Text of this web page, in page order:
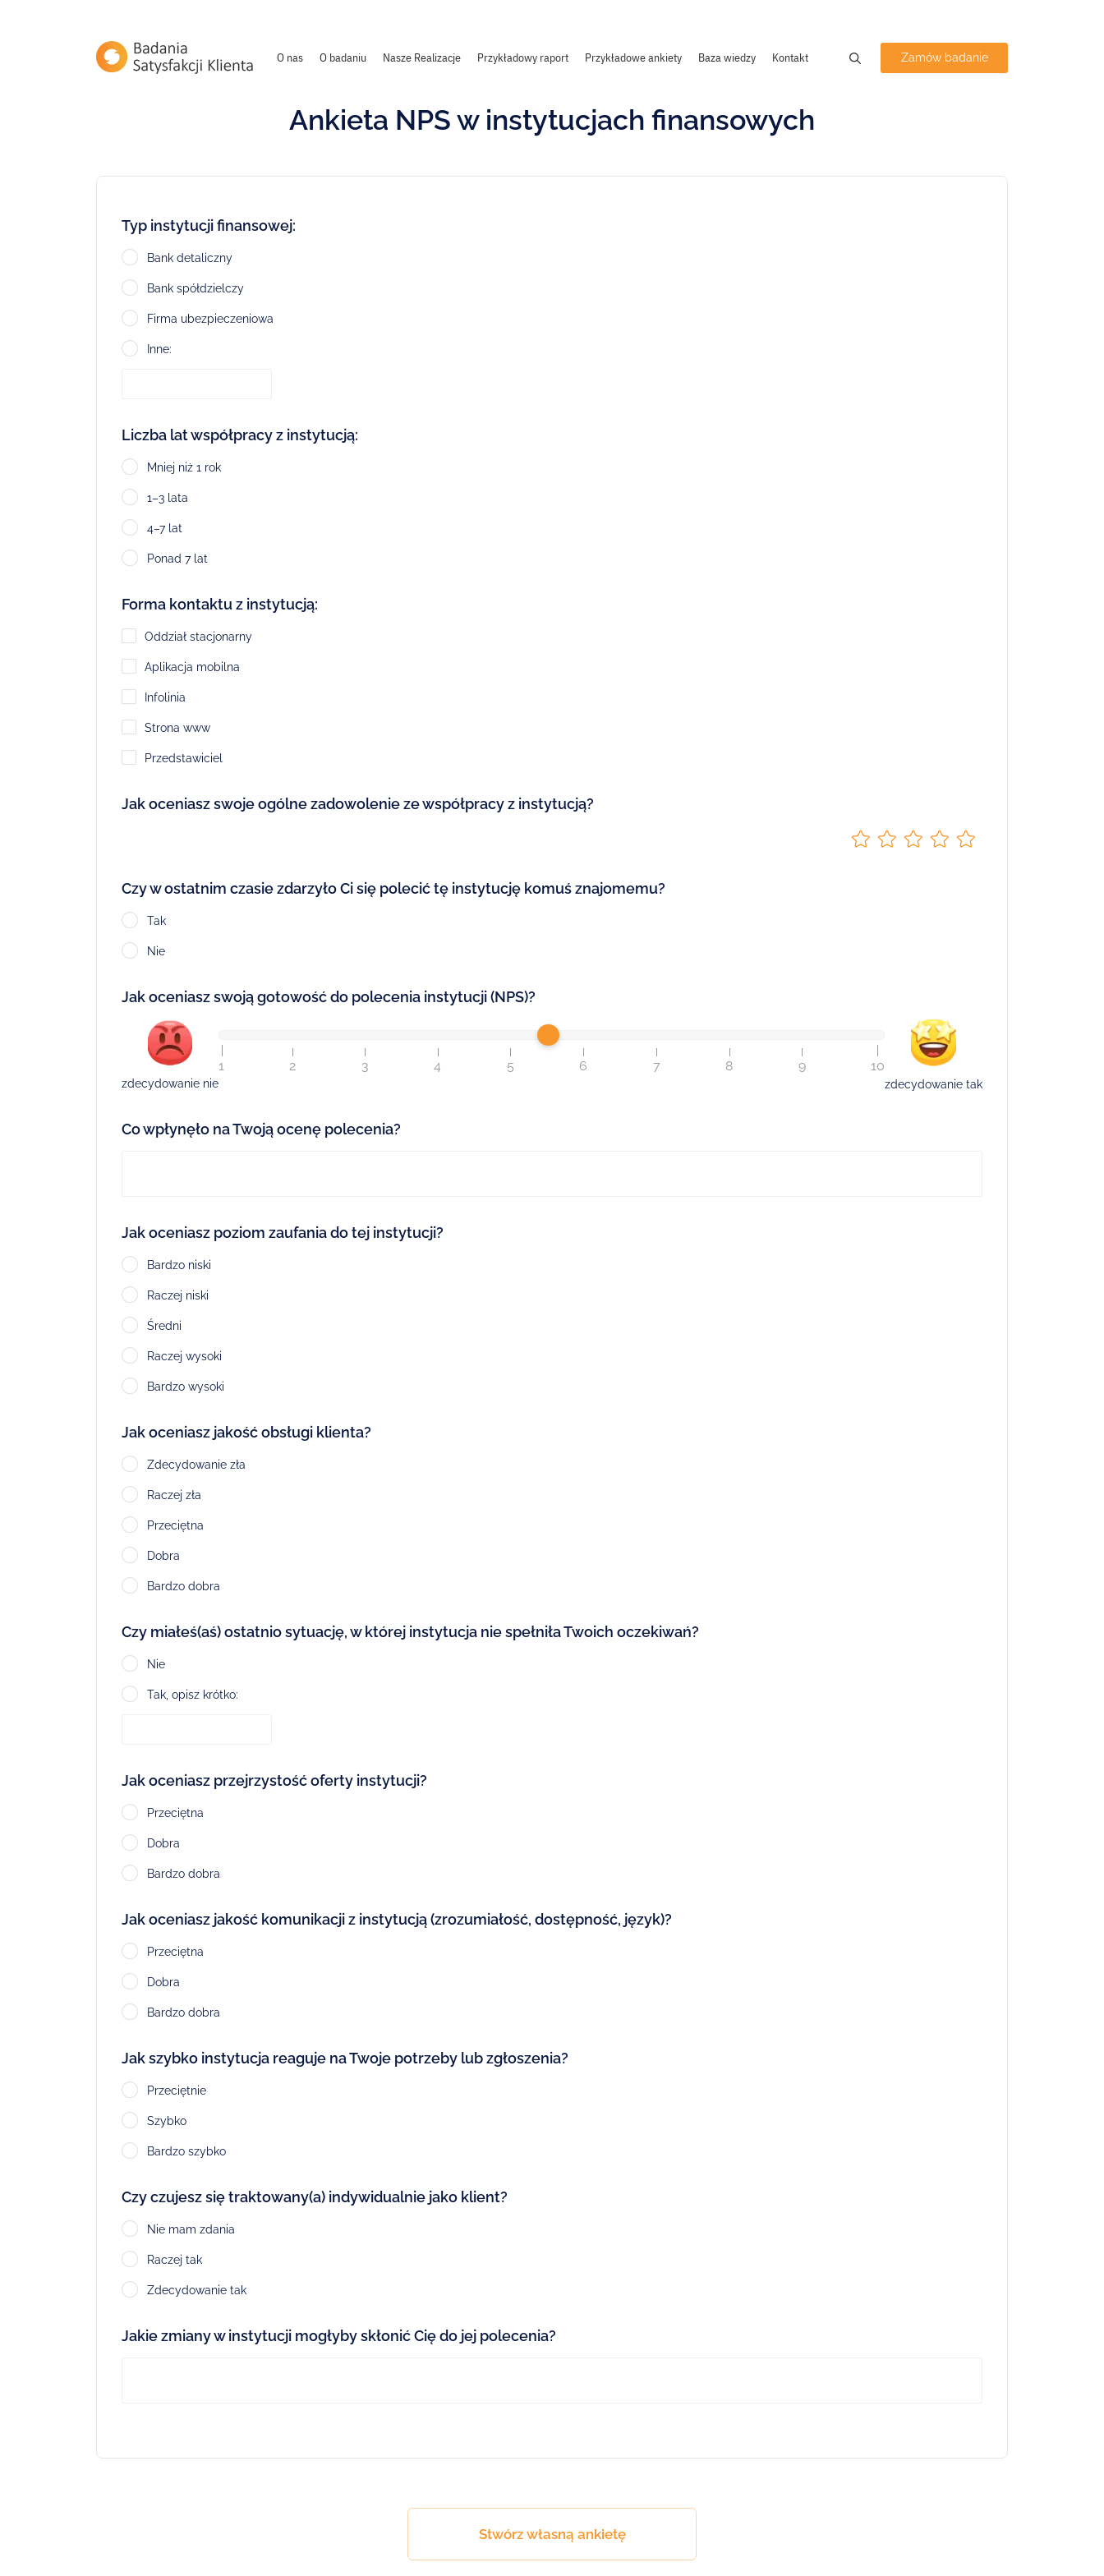
O nas O badaniu Nasze Realizacje Przykładowy raport Przykładowe ankiety Baza wiedzy Kontakt Zamów badanie
Ankieta NPS w instytucjach finansowych
Typ instytucji finansowej:
Bank detaliczny
Bank spółdzielczy
Firma ubezpieczeniowa
Inne:
Liczba lat współpracy z instytucją:
Mniej niż 1 rok
1–3 lata
4–7 lat
Ponad 7 lat
Forma kontaktu z instytucją:
Oddział stacjonarny
Aplikacja mobilna
Infolinia
Strona www
Przedstawiciel
Jak oceniasz swoje ogólne zadowolenie ze współpracy z instytucją?
Czy w ostatnim czasie zdarzyło Ci się polecić tę instytucję komuś znajomemu?
Tak
Nie
Jak oceniasz swoją gotowość do polecenia instytucji (NPS)?
zdecydowanie nie
1 2 3 4 5 6 7 8 9 10
zdecydowanie tak
Co wpłynęło na Twoją ocenę polecenia?
Jak oceniasz poziom zaufania do tej instytucji?
Bardzo niski
Raczej niski
Średni
Raczej wysoki
Bardzo wysoki
Jak oceniasz jakość obsługi klienta?
Zdecydowanie zła
Raczej zła
Przeciętna
Dobra
Bardzo dobra
Czy miałeś(aś) ostatnio sytuację, w której instytucja nie spełniła Twoich oczekiwań?
Nie
Tak, opisz krótko:
Jak oceniasz przejrzystość oferty instytucji?
Przeciętna
Dobra
Bardzo dobra
Jak oceniasz jakość komunikacji z instytucją (zrozumiałość, dostępność, język)?
Przeciętna
Dobra
Bardzo dobra
Jak szybko instytucja reaguje na Twoje potrzeby lub zgłoszenia?
Przeciętnie
Szybko
Bardzo szybko
Czy czujesz się traktowany(a) indywidualnie jako klient?
Nie mam zdania
Raczej tak
Zdecydowanie tak
Jakie zmiany w instytucji mogłyby skłonić Cię do jej polecenia?
Stwórz własną ankietę